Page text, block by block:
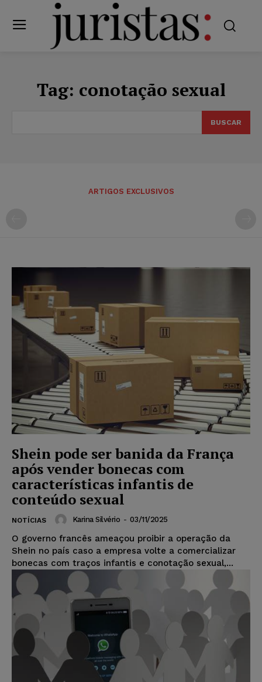
Tag: conotação sexual
BUSCAR
ARTIGOS EXCLUSIVOS
Shein pode ser banida da França
após vender bonecas com
características infantis de
conteúdo sexual
NOTÍCIAS Karina Silvério - 03/11/2025
O governo francês ameaçou proibir a operação da
Shein no país caso a empresa volte a comercializar
bonecas com traços infantis e conotação sexual,...